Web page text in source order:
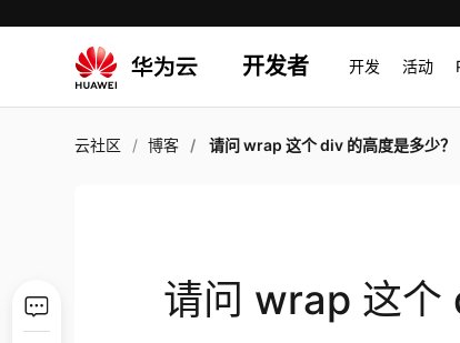
开发者 开发 活动
云社区 博客 请问 wrap 这个 div 的高度是多少？
请问 wrap 这个